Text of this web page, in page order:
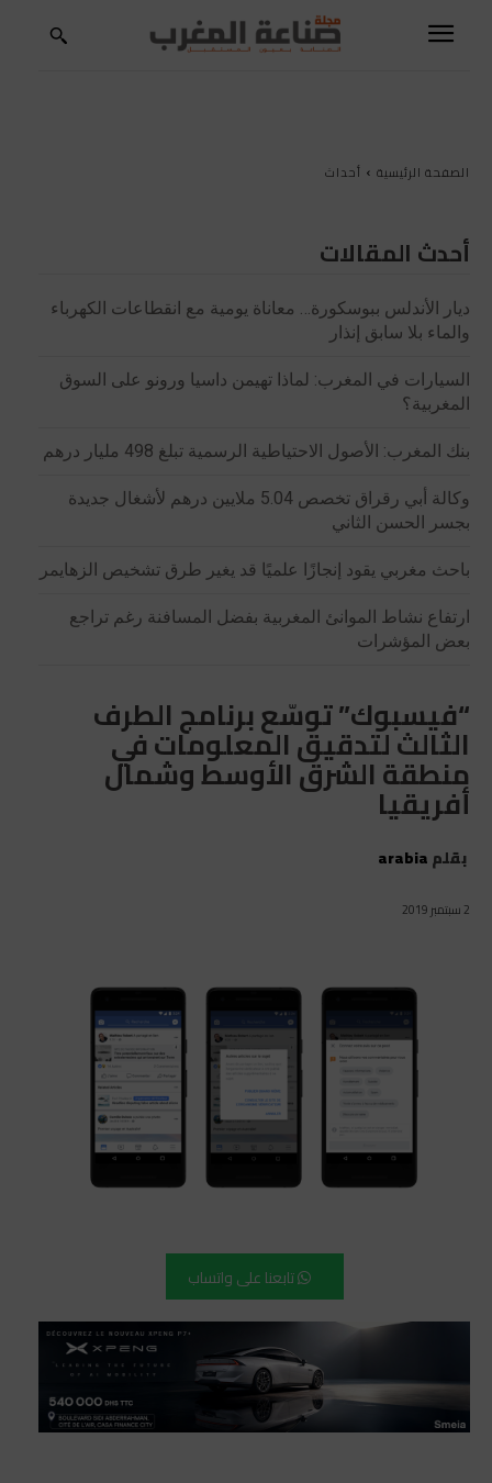
الصفحة الرئيسية أحداث
أحدث المقالات
ديار الأندلس ببوسكورة… معاناة يومية مع انقطاعات الكهرباء
والماء بلا سابق إنذار
السيارات في المغرب: لماذا تهيمن داسيا ورونو على السوق
المغربية؟
بنك المغرب: الأصول الاحتياطية الرسمية تبلغ 498 مليار درهم
وكالة أبي رقراق تخصص 5.04 ملايين درهم لأشغال جديدة
بجسر الحسن الثاني
باحث مغربي يقود إنجازًا علميًا قد يغير طرق تشخيص الزهايمر
ارتفاع نشاط الموانئ المغربية بفضل المسافنة رغم تراجع
بعض المؤشرات
“فيسبوك” توسّع برنامج الطرف
الثالث لتدقيق المعلومات في
منطقة الشرق الأوسط وشمال
أفريقيا
بقلمarabia
2 سبتمبر 2019
تابعنا على واتساب